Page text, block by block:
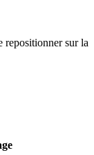
repositionner sur la